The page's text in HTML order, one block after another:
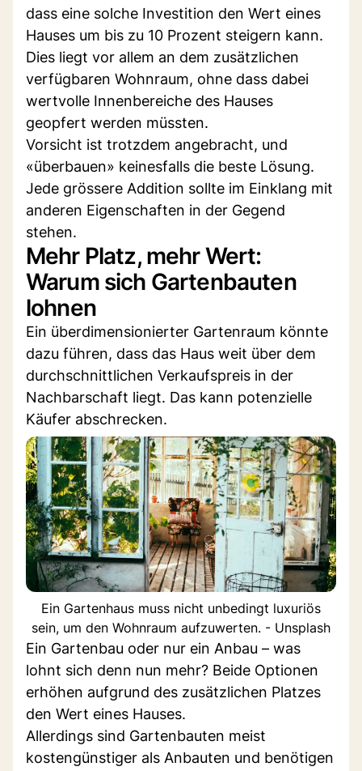
dass eine solche Investition den Wert eines
Hauses um bis zu 10 Prozent steigern kann.
Dies liegt vor allem an dem zusätzlichen
verfügbaren Wohnraum, ohne dass dabei
wertvolle Innenbereiche des Hauses
geopfert werden müssten.
Vorsicht ist trotzdem angebracht, und
«überbauen» keinesfalls die beste Lösung.
Jede grössere Addition sollte im Einklang mit
anderen Eigenschaften in der Gegend
stehen.
Mehr Platz, mehr Wert:
Warum sich Gartenbauten
lohnen
Ein überdimensionierter Gartenraum könnte
dazu führen, dass das Haus weit über dem
durchschnittlichen Verkaufspreis in der
Nachbarschaft liegt. Das kann potenzielle
Käufer abschrecken.
Ein Gartenhaus muss nicht unbedingt luxuriös
sein, um den Wohnraum aufzuwerten. - Unsplash
Ein Gartenbau oder nur ein Anbau – was
lohnt sich denn nun mehr? Beide Optionen
erhöhen aufgrund des zusätzlichen Platzes
den Wert eines Hauses.
Allerdings sind Gartenbauten meist
kostengünstiger als Anbauten und benötigen